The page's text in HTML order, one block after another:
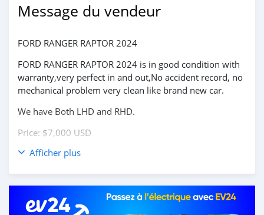
Message du vendeur
FORD RANGER RAPTOR 2024
FORD RANGER RAPTOR 2024 is in good condition with
warranty,very perfect in and out,No accident record, no
mechanical problem very clean like brand new car.
We have Both LHD and RHD.
Price: $7,000 USD
WHATSAPP NUMBER: +13172236827
CONTACT EMAIL: lucansachezs@hotmail.com
Afficher plus